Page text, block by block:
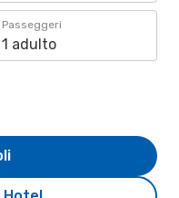
Passeggeri
1 adulto